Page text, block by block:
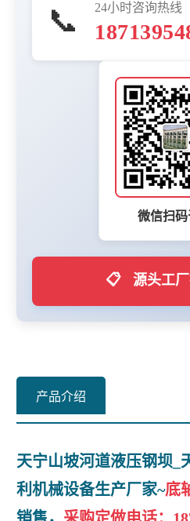
📞 24小时咨询热线
微信扫
📋 源头工
产品介绍
天宁山坡河道液压钢坝_
利机械设备生产厂家~底